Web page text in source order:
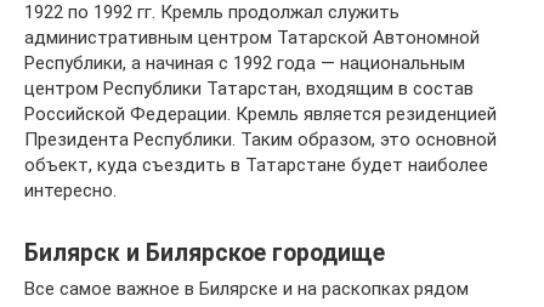
1922 по 1992 гг. Кремль продолжал служить
административным центром Татарской Автономной
Республики, а начиная с 1992 года — национальным
центром Республики Татарстан, входящим в состав
Российской Федерации. Кремль является резиденцией
Президента Республики. Таким образом, это основной
объект, куда съездить в Татарстане будет наиболее
интересно.
Билярск и Билярское городище
Все самое важное в Билярске и на раскопках рядом